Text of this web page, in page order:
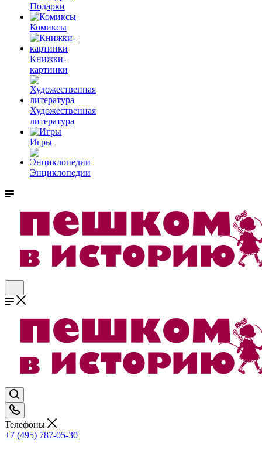
Подарки
Комиксы
Книжки-
картинки
Художественная
литература
Игры
Энциклопедии
Телефоны
+7 (495) 787-05-30